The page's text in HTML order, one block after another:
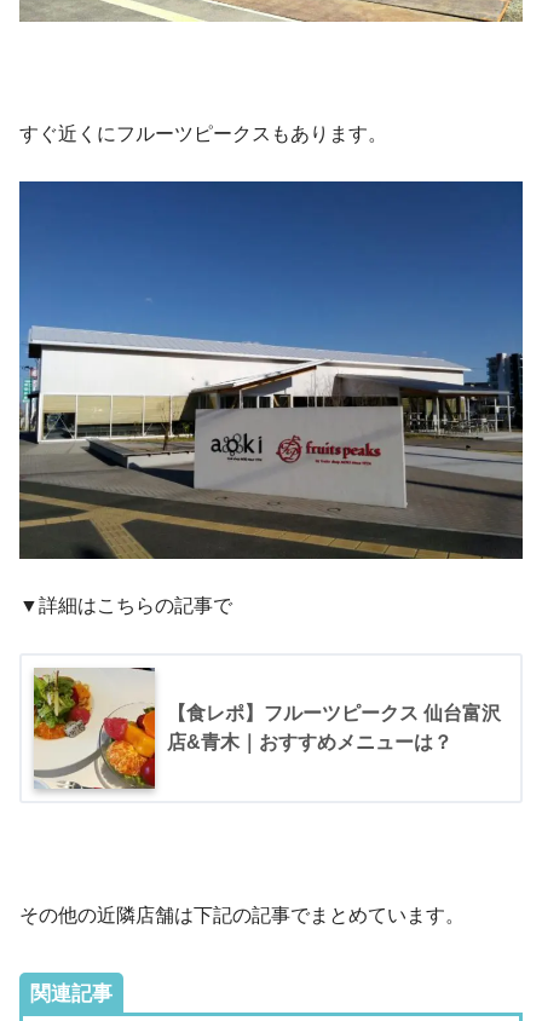
すぐ近くにフルーツピークスもあります。
▼詳細はこちらの記事で
【食レポ】フルーツピークス 仙台富沢
店&青木｜おすすめメニューは？
その他の近隣店舗は下記の記事でまとめています。
関連記事